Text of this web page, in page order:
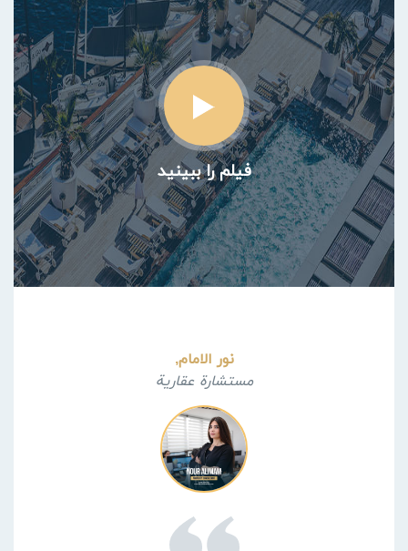
فیلم را ببینید
نور الامام,
مستشارة عقارية